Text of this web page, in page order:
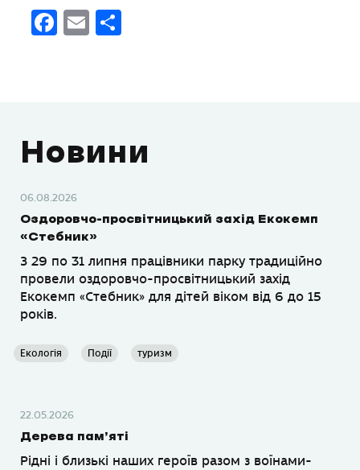
Facebook
Email
Новини
06.08.2026
Оздоровчо-просвітницький захід Екокемп
«Стебник»
З 29 по 31 липня працівники парку традиційно
провели оздоровчо-просвітницький захід
Екокемп «Стебник» для дітей віком від 6 до 15
років.
Екологія Події туризм
22.05.2026
Дерева пам’яті
Рідні і близькі наших героїв разом з воїнами-